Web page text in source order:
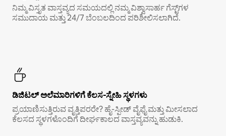
ನಿಮ್ಮ ವಿಸ್ತೃತ ವಾಸ್ತವ್ಯದ ಸಮಯದಲ್ಲಿ ನಮ್ಮ ವಿಶ್ವಾಸಾರ್ಹ ಗೆಸ್ಟ್‌ಗಳ
ಸಮುದಾಯ ಮತ್ತು 24/7 ಬೆಂಬಲದಿಂದ ಪರಿಶೀಲಿಸಲಾಗಿದೆ.
ಡಿಜಿಟಲ್ ಅಲೆಮಾರಿಗಳಿಗೆ ಕೆಲಸ-ಸ್ನೇಹಿ ಸ್ಥಳಗಳು
ಪ್ರಯಾಣಿಸುತ್ತಿರುವ ವೃತ್ತಿಪರರೇ? ಹೈ-ಸ್ಪೀಡ್ ವೈಫೈ ಮತ್ತು ಮೀಸಲಾದ
ಕೆಲಸದ ಸ್ಥಳಗಳೊಂದಿಗೆ ದೀರ್ಘಕಾಲದ ವಾಸ್ತವ್ಯವನ್ನು ಹುಡುಕಿ.